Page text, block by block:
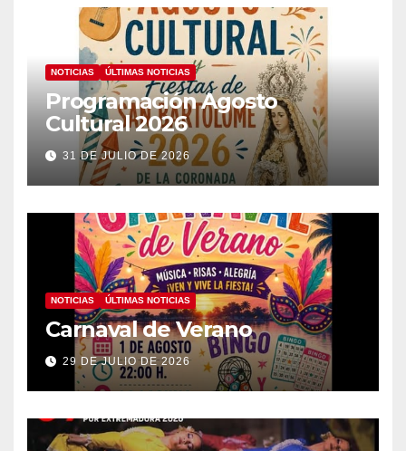
NOTICIAS ÚLTIMAS NOTICIAS
Programación Agosto
Cultural 2026
31 DE JULIO DE 2026
NOTICIAS ÚLTIMAS NOTICIAS
Carnaval de Verano
29 DE JULIO DE 2026